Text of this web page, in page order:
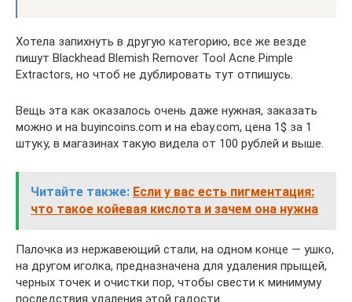
Хотела запихнуть в другую категорию, все же везде
пишут Blackhead Blemish Remover Tool Acne Pimple
Extractors, но чтоб не дублировать тут отпишусь.
Вещь эта как оказалось очень даже нужная, заказать
можно и на buyincoins.com и на ebay.com, цена 1$ за 1
штуку, в магазинах такую видела от 100 рублей и выше.
Читайте также: Если у вас есть пигментация:
что такое койевая кислота и зачем она нужна
Палочка из нержавеющий стали, на одном конце — ушко,
на другом иголка, предназначена для удаления прыщей,
черных точек и очистки пор, чтобы свести к минимуму
последствия удаления этой гадости.